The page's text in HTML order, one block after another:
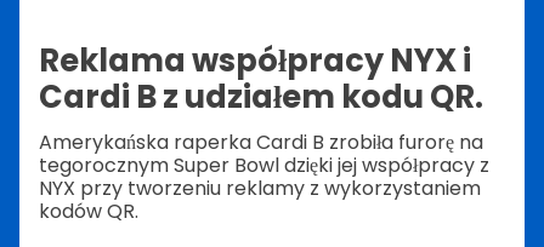
Reklama współpracy NYX i
Cardi B z udziałem kodu QR.
Amerykańska raperka Cardi B zrobiła furorę na
tegorocznym Super Bowl dzięki jej współpracy z
NYX przy tworzeniu reklamy z wykorzystaniem
kodów QR.